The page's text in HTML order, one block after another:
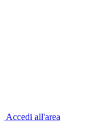
Accedi all'area